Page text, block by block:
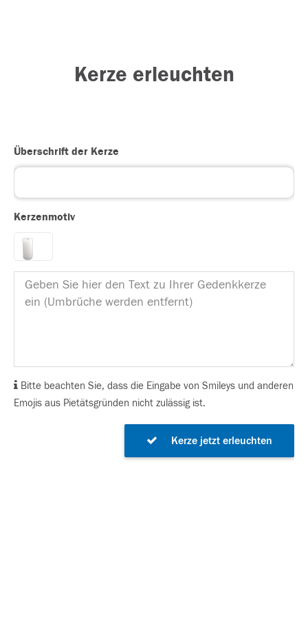
Kerze erleuchten
Überschrift der Kerze
Kerzenmotiv
Bitte beachten Sie, dass die Eingabe von Smileys und anderen
Emojis aus Pietätsgründen nicht zulässig ist.
Kerze jetzt erleuchten